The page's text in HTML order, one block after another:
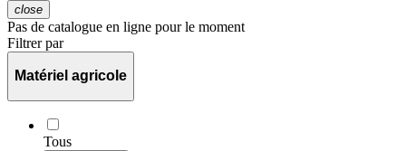
close
Pas de catalogue en ligne pour le moment
Filtrer par
Matériel agricole
Tous